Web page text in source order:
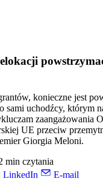
konieczne jest
sami uchodźcy, którym
zaangażowania
UE przeciw
Giorgia Meloni.
min czytania
LinkedIn E-mail